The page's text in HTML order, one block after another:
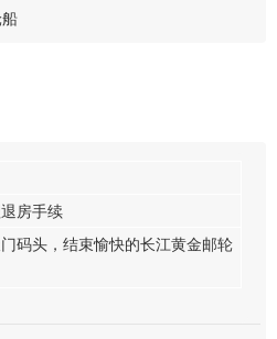
房手续
码头，结束愉快的长江黄金邮轮